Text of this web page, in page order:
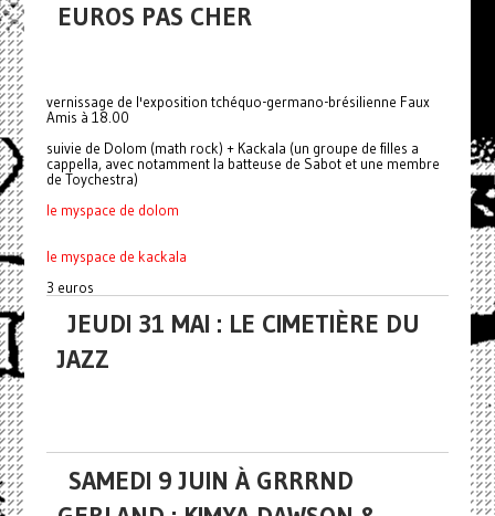
EUROS PAS CHER
vernissage de l'exposition tchéquo-germano-brésilienne Faux
Amis à 18.00
suivie de Dolom (math rock) + Kackala (un groupe de filles a
cappella, avec notamment la batteuse de Sabot et une membre
de Toychestra)
le myspace de dolom
le myspace de kackala
3 euros
JEUDI 31 MAI : LE CIMETIÈRE DU
JAZZ
SAMEDI 9 JUIN À GRRRND